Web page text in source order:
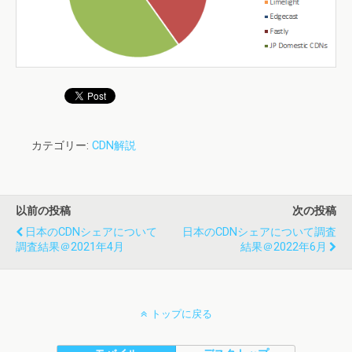
カテゴリー: CDN解説
以前の投稿
日本のCDNシェアについて
調査結果＠2021年4月
次の投稿
日本のCDNシェアについて調査
結果＠2022年6月
トップに戻る